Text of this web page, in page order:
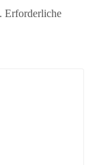
Erforderliche